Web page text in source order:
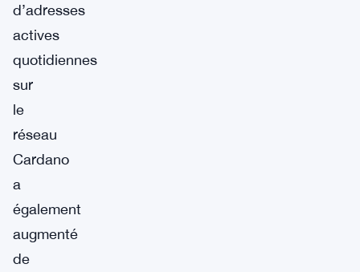
d’adresses
actives
quotidiennes
sur
le
réseau
Cardano
a
également
augmenté
de